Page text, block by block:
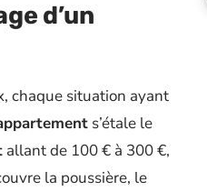
d’un
chaque situation ayant
s’étale le
allant de 100 € à 300 €,
la poussière, le